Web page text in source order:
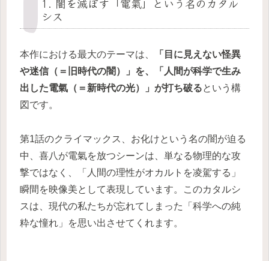
シス
本作における最大のテーマは、
「目に見えない怪異
や迷信（＝旧時代の闇）」を、「人間が科学で生み
出した電氣（＝新時代の光）」が打ち破るという構
図です。
第1話のクライマックス、お化けという名の闇が迫る
中、喜八が電氣を放つシーンは、単なる物理的な攻
撃ではなく、「人間の理性がオカルトを凌駕する」
瞬間を映像美として表現しています。このカタルシ
スは、現代の私たちが忘れてしまった「科学への純
粋な憧れ」を思い出させてくれます。